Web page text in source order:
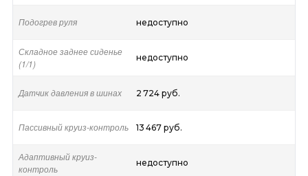
Подогрев руля недоступно
Складное заднее сиденье
(1/1)
недоступно
Датчик давления в шинах 2 724 руб.
Пассивный круиз-контроль 13 467 руб.
Адаптивный круиз-
контроль
недоступно